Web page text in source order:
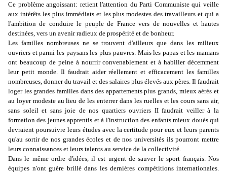
Ce problème angoissant: retient l'attention du Parti Communiste qui veille
aux intérêts les plus immédiats et les plus modestes des travailleurs et qui a
l'ambition de conduire le peuple de France vers de nouvelles et hautes
destinées, vers un avenir radieux de prospérité et de bonheur.
Les familles nombreuses ne se trouvent d'ailleurs que dans les milieux
ouvriers et parmi les paysans les plus pauvres. Mais les papas et les mamans
ont beaucoup de peine à nourrir convenablement et à habiller décemment
leur petit monde. Il faudrait aider réellement et efficacement les familles
nombreuses, donner du travail et des salaires plus élevés aux pères. Il faudrait
loger les grandes familles dans des appartements plus grands, mieux aérés et
au loyer modeste au lieu de les enterrer dans les ruelles et les cours sans air,
sans soleil et sans joie de nos quartiers ouvriers II faudrait veiller à la
formation des jeunes apprentis et à l'instruction des enfants mieux doués qui
devraient poursuivre leurs études avec la certitude pour eux et leurs parents
qu'au sortir de nos grandes écoles et de nos universités ils pourront mettre
leurs connaissances et leurs talents au service de la collectivité.
Dans le même ordre d'idées, il est urgent de sauver le sport français. Nos
équipes n'ont guère brillé dans les dernières compétitions internationales.